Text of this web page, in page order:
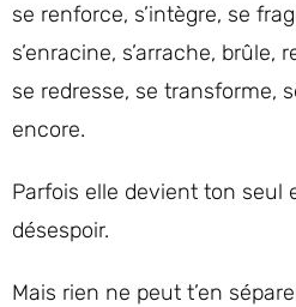
se renforce, s’intègre, se
s’enracine, s’arrache, brûle,
se redresse, se transforme,
encore.
Parfois elle devient ton seul
désespoir.
Mais rien ne peut t’en